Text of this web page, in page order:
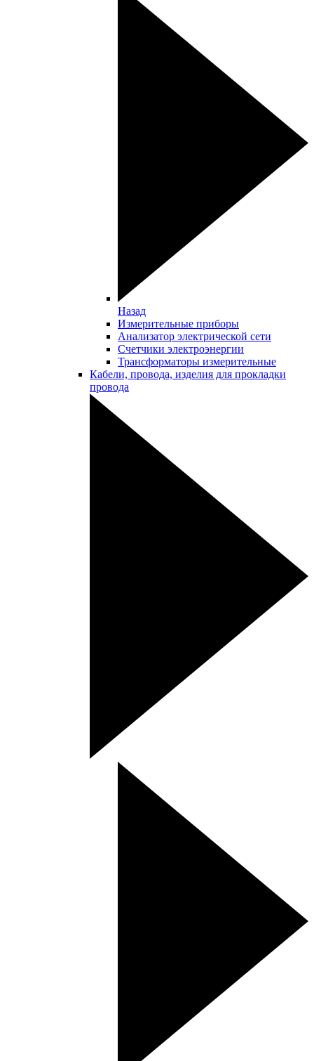
Назад
Измерительные приборы
Анализатор электрической сети
Счетчики электроэнергии
Трансформаторы измерительные
Кабели, провода, изделия для прокладки
провода